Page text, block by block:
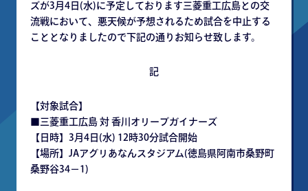
ズが3月4日(水)に予定しております三菱重工広島との交
流戦において、悪天候が予想されるため試合を中止する
こととなりましたので下記の通りお知らせ致します。
記
【対象試合】
■三菱重工広島 対 香川オリーブガイナーズ
【日時】3月4日(水) 12時30分試合開始
【場所】JAアグリあなんスタジアム(徳島県阿南市桑野町
桑野谷34−1)